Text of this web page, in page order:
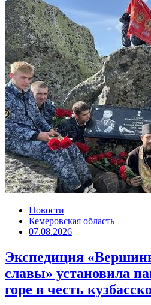
Новости
Кемеровская область
07.08.2026
Экспедиция
славы» установила
горе в честь